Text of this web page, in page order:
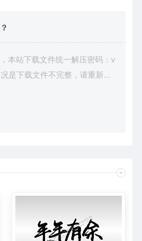
本站下载文件统一解压密码：v
是下载文件不完整，请重新下